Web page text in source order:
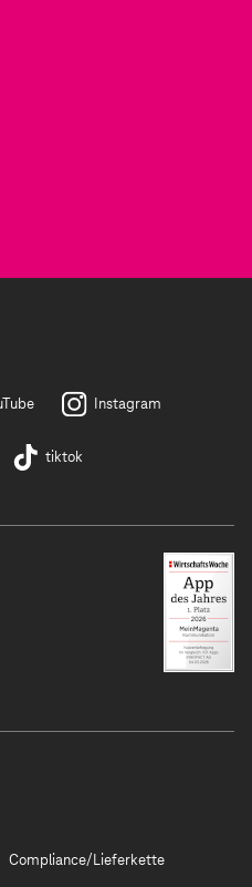
Instagram
tiktok
Compliance/Lieferkette